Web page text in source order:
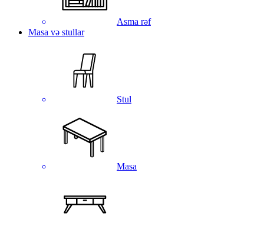
Asma rəf
Masa və stullar
Stul
Masa